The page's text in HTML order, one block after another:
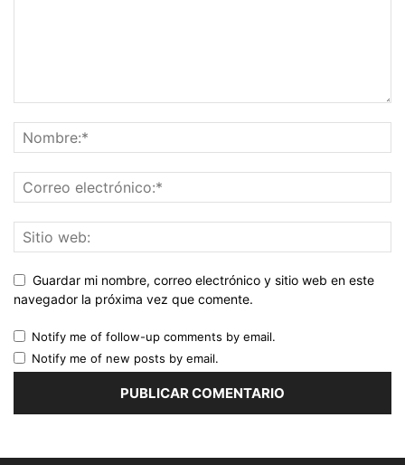
Guardar mi nombre, correo electrónico y sitio web en este
navegador la próxima vez que comente.
Notify me of follow-up comments by email.
Notify me of new posts by email.